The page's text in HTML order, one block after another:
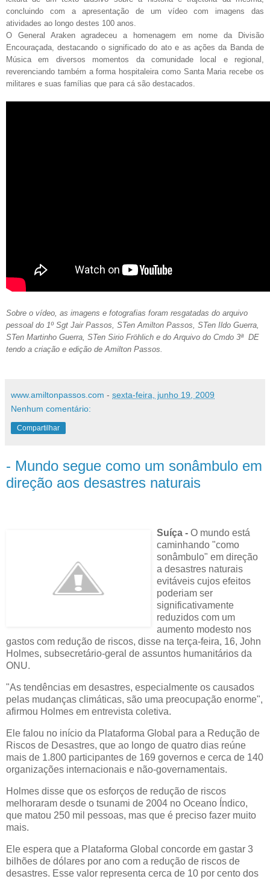
concluindo com a apresentação de um vídeo com imagens das
atividades ao longo destes 100 anos.
O General Araken agradeceu a homenagem em nome da Divisão
Encouraçada, destacando o significado do ato e as ações da Banda de
Música em diversos momentos da comunidade local e regional,
reverenciando também a forma hospitaleira como Santa Maria recebe os
militares e suas famílias que para cá são destacados.
Sobre o vídeo, as imagens e fotografias foram resgatadas do arquivo
pessoal do 1º Sgt Jair Passos, STen Amilton Passos, STen Ildo Guerra,
STen Martinho Guerra, STen Sirio Fröhlich e do Arquivo do Cmdo 3ª DE
tendo a criação e edição de Amilton Passos.
www.amiltonpassos.com - sexta-feira, junho 19, 2009
Nenhum comentário:
Compartilhar
- Mundo segue como um sonâmbulo em
direção aos desastres naturais
Suíça - O mundo está
caminhando "como
sonâmbulo" em direção
a desastres naturais
evitáveis cujos efeitos
poderiam ser
significativamente
reduzidos com um
aumento modesto nos
gastos com redução de riscos, disse na terça-feira, 16, John
Holmes, subsecretário-geral de assuntos humanitários da
ONU.
"As tendências em desastres, especialmente os causados
pelas mudanças climáticas, são uma preocupação enorme",
afirmou Holmes em entrevista coletiva.
Ele falou no início da Plataforma Global para a Redução de
Riscos de Desastres, que ao longo de quatro dias reúne
mais de 1.800 participantes de 169 governos e cerca de 140
organizações internacionais e não-governamentais.
Holmes disse que os esforços de redução de riscos
melhoraram desde o tsunami de 2004 no Oceano Índico,
que matou 250 mil pessoas, mas que é preciso fazer muito
mais.
Ele espera que a Plataforma Global concorde em gastar 3
bilhões de dólares por ano com a redução de riscos de
desastres. Esse valor representa cerca de 10 por cento dos